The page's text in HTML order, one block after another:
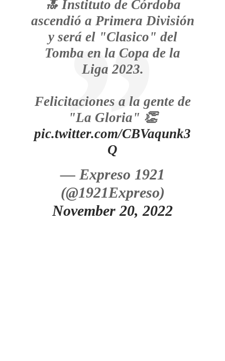
🔝 Instituto de Córdoba
ascendió a Primera División
y será el "Clasico" del
Tomba en la Copa de la
Liga 2023.
Felicitaciones a la gente de
"La Gloria" 👏
pic.twitter.com/CBVaqunk3
Q
— Expreso 1921
(@1921Expreso)
November 20, 2022